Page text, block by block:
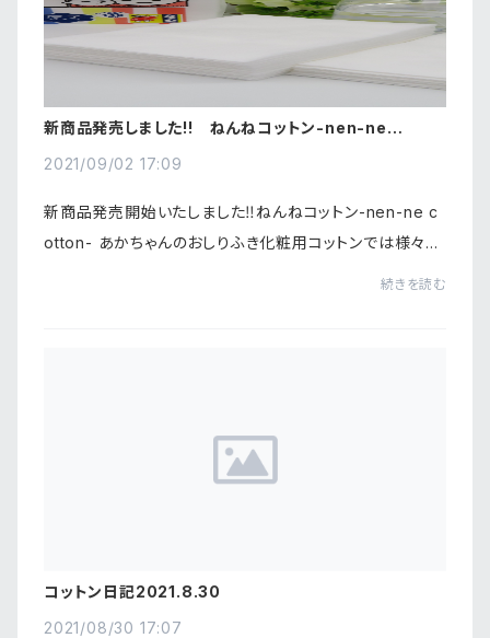
新商品発売しました!! ねんねコットン-nen-ne
2021/09/02 17:09
新商品発売開始いたしました‼ねんねコットン-nen-ne c
otton- あかちゃんのおしりふき化粧用コットンでは様々な
ブランド様よりご定評いただいている弊社のコットン。柔ら
続きを読む
コットン日記2021.8.30
2021/08/30 17:07